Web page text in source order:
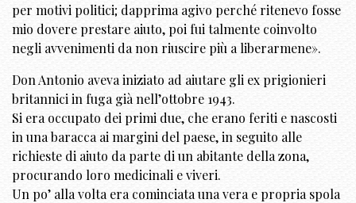
per motivi politici; dapprima agivo perché ritenevo fosse
mio dovere prestare aiuto, poi fui talmente coinvolto
negli avvenimenti da non riuscire più a liberarmene».
Don Antonio aveva iniziato ad aiutare gli ex prigionieri
britannici in fuga già nell’ottobre 1943.
Si era occupato dei primi due, che erano feriti e nascosti
in una baracca ai margini del paese, in seguito alle
richieste di aiuto da parte di un abitante della zona,
procurando loro medicinali e viveri.
Un po’ alla volta era cominciata una vera e propria spola